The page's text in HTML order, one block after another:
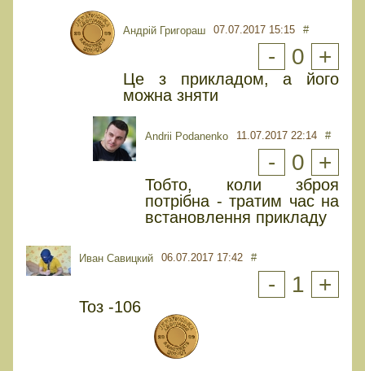
Андрій Григораш 07.07.2017 15:15 #
- 0 +
Це з прикладом, а його
можна зняти
Andrii Podanenko 11.07.2017 22:14 #
- 0 +
Тобто, коли зброя
потрібна - тратим час на
встановлення прикладу
Иван Савицкий 06.07.2017 17:42 #
- 1 +
Тоз -106